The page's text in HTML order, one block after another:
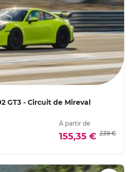
GT3 - Circuit de Mireval
À partir de
155,35 € 239 €